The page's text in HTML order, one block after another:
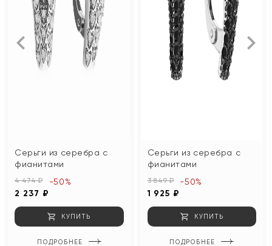
Серьги из серебра с
фианитами
4 474 ₽
2 237 ₽
-50%
КУПИТЬ
ПОДРОБНЕЕ
Серьги из серебра с
фианитами
3 849 ₽
1 925 ₽
-50%
КУПИТЬ
ПОДРОБНЕЕ